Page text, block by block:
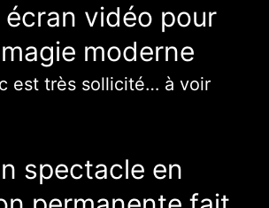
vidéo pour
moderne
est très sollicité… à voir
spectacle en